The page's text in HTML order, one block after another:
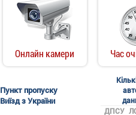
Онлайн камери Час
Пункт пропуску
Виїзд з України
ДПСУ